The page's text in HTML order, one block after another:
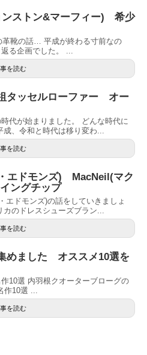
ストン&マーフィー) 希少
革靴の話… 平成が終わる寸前なの
る企画でした。 ...
を読む
タッセルローファー オー
代が始まりました。 どんな時代に
成、令和と時代は移り変わ...
を読む
エドモンズ) MacNeil(マク
ングチップ
エドモンズ)の話をしていきましょ
カのドレスシューズブラン...
を読む
めました オススメ10選を
10選 内羽根クオーターブローグの
作10選 ...
を読む